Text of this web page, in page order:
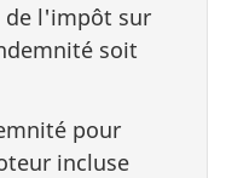
de l'impôt sur
soit
pour
incluse